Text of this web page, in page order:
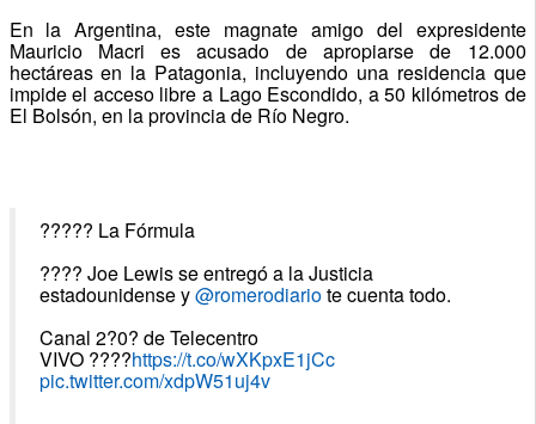
En la Argentina, este magnate amigo del expresidente
Mauricio Macri es acusado de apropiarse de 12.000
hectáreas en la Patagonia, incluyendo una residencia que
impide el acceso libre a Lago Escondido, a 50 kilómetros de
El Bolsón, en la provincia de Río Negro.
????? La Fórmula
???? Joe Lewis se entregó a la Justicia
estadounidense y@romerodiariote cuenta todo.
Canal 2?0? de Telecentro
VIVO ????https://t.co/wXKpxE1jCc
pic.twitter.com/xdpW51uj4v